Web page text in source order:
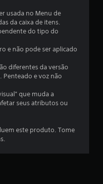
a
s
s
i
i
c
usada no Menu de
da caixa de itens.
do tipo do
e não pode ser aplicado
diferentes da versão
Penteado e voz não
que muda a
seus atributos ou
este produto. Tome